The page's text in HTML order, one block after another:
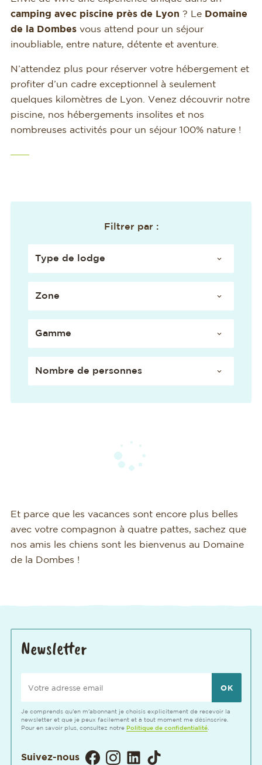
camping avec piscine près de Lyon ? Le Domaine
de la Dombesvous attend pour un séjour
inoubliable, entre nature, détente et aventure.
N’attendez plus pour réserver votre hébergement et
profiter d’un cadre exceptionnel à seulement
quelques kilomètres de Lyon. Venez découvrir notre
piscine, nos hébergements insolites et nos
nombreuses activités pour un séjour 100% nature !
Filtrer par :
Et parce que les vacances sont encore plus belles
avec votre compagnon à quatre pattes, sachez que
nos amis les chiens sont les bienvenus au Domaine
de la Dombes !
Newsletter
Je comprends qu'en m'abonnant je choisis explicitement de recevoir la
newsletter et que je peux facilement et à tout moment me désinscrire.
Pour en savoir plus, consultez notre Politique de confidentialité.
Suivez-nous
Visitez notre page Facebook.
Visitez notre Instagram.
Visitez notre page
Visitez notre page